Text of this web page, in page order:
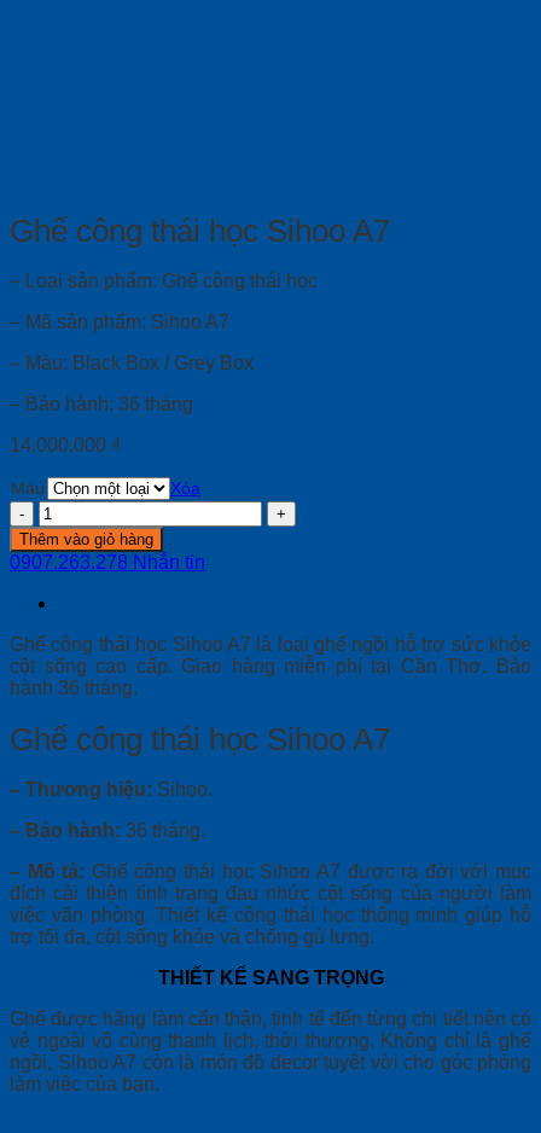
Ghế công thái học Sihoo A7
– Loại sản phẩm: Ghế công thái học
– Mã sản phẩm: Sihoo A7
– Màu: Black Box / Grey Box
– Bảo hành: 36 tháng
14.000.000 ₫
Màu Xóa
Ghế
công
thái
học
Sihoo
quantity
Thêm vào giỏ hàng
0907.263.278 Nhắn tin
Ghế công thái học Sihoo A7 là loại ghế ngồi hỗ trợ sức khỏe
cột sống cao cấp. Giao hàng miễn phí tại Cần Thơ. Bảo
hành 36 tháng.
Ghế công thái học Sihoo A7
– Thương hiệu: Sihoo.
– Bảo hành: 36 tháng.
– Mô tả: Ghế công thái học Sihoo A7 được ra đời với mục
đích cải thiện tình trạng đau nhức cột sống của người làm
việc văn phòng. Thiết kế công thái học thông minh giúp hỗ
trợ tối đa, cột sống khỏe và chống gù lưng.
THIẾT KẾ SANG TRỌNG
Ghế được hãng làm cẩn thận, tinh tế đến từng chi tiết nên có
vẻ ngoài vô cùng thanh lịch, thời thượng. Không chỉ là ghế
ngồi, Sihoo A7 còn là món đồ decor tuyệt vời cho góc phòng
làm việc của bạn.